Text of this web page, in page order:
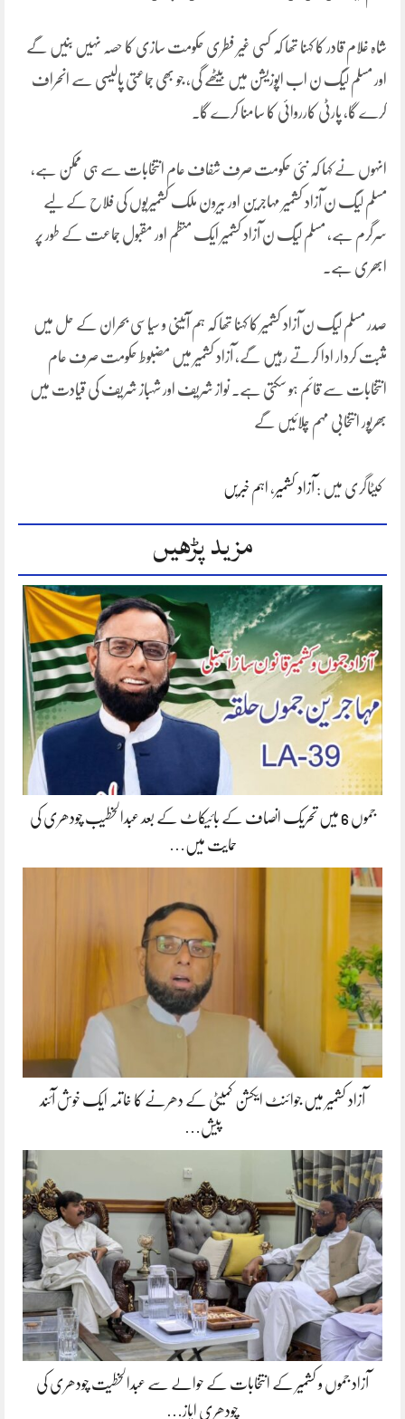
شاہ غلام قادر کا کہنا تھا کہ کسی غیر فطری حکومت سازی کا حصہ نہیں بنیں گے
اور مسلم لیگ ن اب اپوزیشن میں بیٹھے گی، جو بھی جماعتی پالیسی سے انحراف
کرے گا، پارٹی کارروائی کا سامنا کرے گا۔
انہوں نے کہا کہ نئی حکومت صرف شفاف عام انتخابات سے ہی ممکن ہے،
مسلم لیگ ن آزاد کشمیر مہاجرین اور بیرون ملک کشمیریوں کی فلاح کے لیے
سرگرم ہے، مسلم لیگ ن آزاد کشمیر ایک منظم اور مقبول جماعت کے طور پر
ابھری ہے۔
صدر مسلم لیگ ن آزاد کشمیر کا کہنا تھا کہ ہم آئینی و سیاسی بحران کے حل میں
مثبت کردار ادا کرتے رہیں گے، آزاد کشمیر میں مضبوط حکومت صرف عام
انتخابات سے قائم ہو سکتی ہے۔ نواز شریف اور شہباز شریف کی قیادت میں
بھرپور انتخابی مہم چلائیں گے
کیٹاگری میں : آزاد کشمیر ، اہم خبریں
مزید پڑھیں
جموں 6 میں تحریک انصاف کے بائیکاٹ کے بعد عبدالخطیب چودھری کی
حمایت میں…
آزاد کشمیر میں جوائنٹ ایکشن کمیٹی کے دھرنے کا خاتمہ ایک خوش آئند
پیش…
آزاد جموں و کشمیر کے انتخابات کے حوالے سے عبدالخطیت چودھری کی
چودھری ایاز…